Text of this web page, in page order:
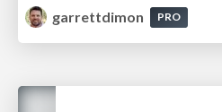
garrettdimon
PRO